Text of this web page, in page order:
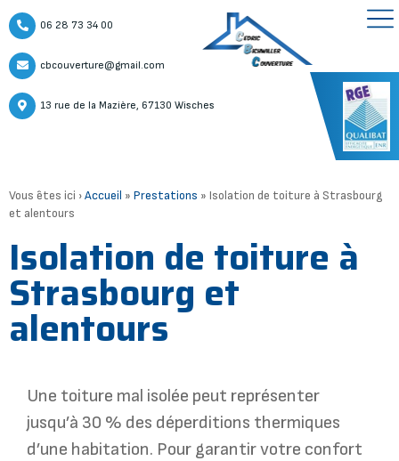
06 28 73 34 00
cbcouverture@gmail.com
13 rue de la Mazière, 67130 Wisches
Vous êtes ici ›Accueil » Prestations » Isolation de toiture à Strasbourg
et alentours
Isolation de toiture à
Strasbourg et
alentours
Une toiture mal isolée peut représenter
jusqu’à 30 % des déperditions thermiques
d’une habitation. Pour garantir votre confort